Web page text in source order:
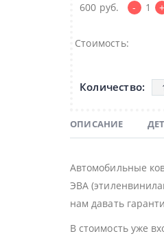
600 руб. - 1 +
Стоимость:
ОПИСАНИЕ
Автомобильные
ЭВА
нам давать
В стоимость уже